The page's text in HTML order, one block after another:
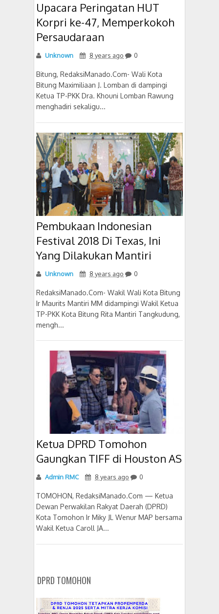
Upacara Peringatan HUT
Korpri ke-47, Memperkokoh
Persaudaraan
Unknown 8 years ago 0
Bitung, RedaksiManado.Com- Wali Kota
Bitung Maximiliaan J. Lomban di dampingi
Ketua TP-PKK Dra. Khouni Lomban Rawung
menghadiri sekaligu...
Pembukaan Indonesian
Festival 2018 Di Texas, Ini
Yang Dilakukan Mantiri
Unknown 8 years ago 0
RedaksiManado.Com- Wakil Wali Kota Bitung
Ir Maurits Mantiri MM didampingi Wakil Ketua
TP-PKK Kota Bitung Rita Mantiri Tangkudung,
mengh...
Ketua DPRD Tomohon
Gaungkan TIFF di Houston AS
Admin RMC 8 years ago 0
TOMOHON, RedaksiManado.Com — Ketua
Dewan Perwakilan Rakyat Daerah (DPRD)
Kota Tomohon Ir Miky JL Wenur MAP bersama
Wakil Ketua Caroll JA...
DPRD TOMOHON